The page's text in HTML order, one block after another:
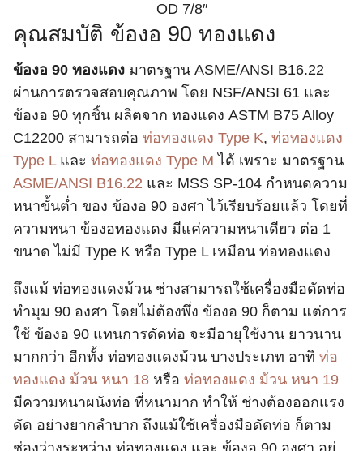
OD 7/8″
คุณสมบัติ ข้องอ 90 ทองแดง
ข้องอ 90 ทองแดง มาตรฐาน ASME/ANSI B16.22
ผ่านการตรวจสอบคุณภาพ โดย NSF/ANSI 61 และ
ข้องอ 90 ทุกชิ้น ผลิตจาก ทองแดง ASTM B75 Alloy
C12200 สามารถต่อ ท่อทองแดง Type K, ท่อทองแดง
Type Lและ ท่อทองแดง Type M ได้ เพราะ มาตรฐาน
ASME/ANSI B16.22 และ MSS SP-104 กำหนดความ
หนาขั้นต่ำ ของ ข้องอ 90 องศา ไว้เรียบร้อยแล้ว โดยที่
ความหนา ข้องอทองแดง มีแค่ความหนาเดียว ต่อ 1
ขนาด ไม่มี Type K หรือ Type L เหมือน ท่อทองแดง
ถึงแม้ ท่อทองแดงม้วน ช่างสามารถใช้เครื่องมือดัดท่อ
ทำมุม 90 องศา โดยไม่ต้องพึ่ง ข้องอ 90 ก็ตาม แต่การ
ใช้ ข้องอ 90 แทนการดัดท่อ จะมีอายุใช้งาน ยาวนาน
มากกว่า อีกทั้ง ท่อทองแดงม้วน บางประเภท อาทิ ท่อ
ทองแดง ม้วน หนา 18 หรือ ท่อทองแดง ม้วน หนา 19
มีความหนาผนังท่อ ที่หนามาก ทำให้ ช่างต้องออกแรง
ดัด อย่างยากลำบาก ถึงแม้ใช้เครื่องมือดัดท่อ ก็ตาม
ช่องว่างระหว่าง ท่อทองแดง และ ข้องอ 90 องศา อยู่